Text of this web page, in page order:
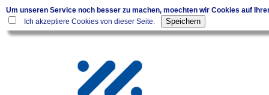
Um unseren Service noch besser zu machen, moechten wir Cookies auf
Ich akzeptiere Cookies von dieser Seite.